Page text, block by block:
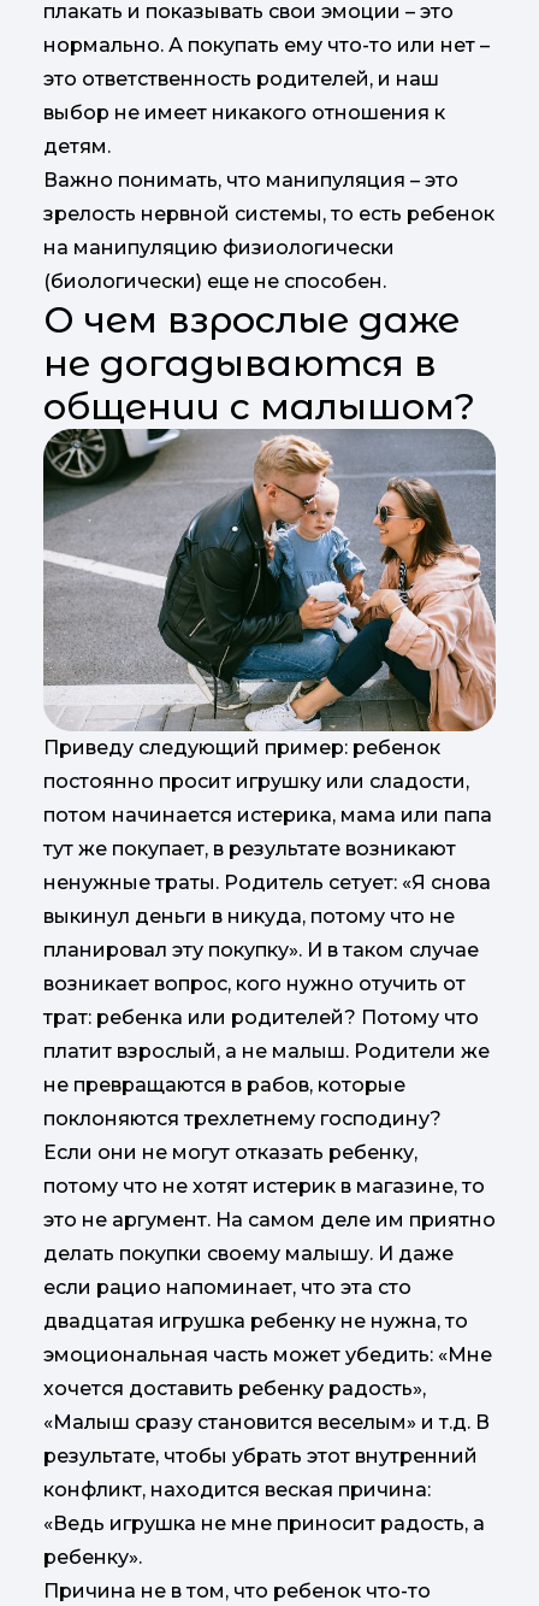
плакать и показывать свои эмоции – это
нормально. А покупать ему что-то или нет –
это ответственность родителей, и наш
выбор не имеет никакого отношения к
детям.
Важно понимать, что манипуляция – это
зрелость нервной системы, то есть ребенок
на манипуляцию физиологически
(биологически) еще не способен.
О чем взрослые даже
не догадываются в
общении с малышом?
Приведу следующий пример: ребенок
постоянно просит игрушку или сладости,
потом начинается истерика, мама или папа
тут же покупает, в результате возникают
ненужные траты. Родитель сетует: «Я снова
выкинул деньги в никуда, потому что не
планировал эту покупку». И в таком случае
возникает вопрос, кого нужно отучить от
трат: ребенка или родителей? Потому что
платит взрослый, а не малыш. Родители же
не превращаются в рабов, которые
поклоняются трехлетнему господину?
Если они не могут отказать ребенку,
потому что не хотят истерик в магазине, то
это не аргумент. На самом деле им приятно
делать покупки своему малышу. И даже
если рацио напоминает, что эта сто
двадцатая игрушка ребенку не нужна, то
эмоциональная часть может убедить: «Мне
хочется доставить ребенку радость»,
«Малыш сразу становится веселым» и т.д. В
результате, чтобы убрать этот внутренний
конфликт, находится веская причина:
«Ведь игрушка не мне приносит радость, а
ребенку».
Причина не в том, что ребенок что-то